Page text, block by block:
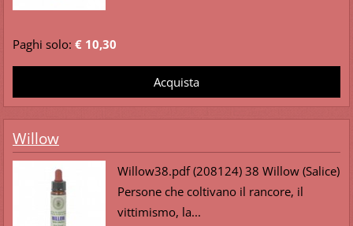
Paghi solo: € 10,30
Willow
Willow38.pdf (208124) 38 Willow (Salice)
Persone che coltivano il rancore, il
vittimismo, la...